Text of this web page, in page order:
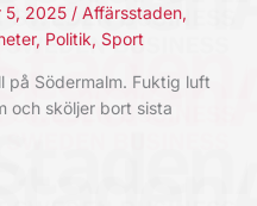
5, 2025 / Affärsstaden,
, Politik, Sport
på Södermalm. Fuktig luft
och sköljer bort sista